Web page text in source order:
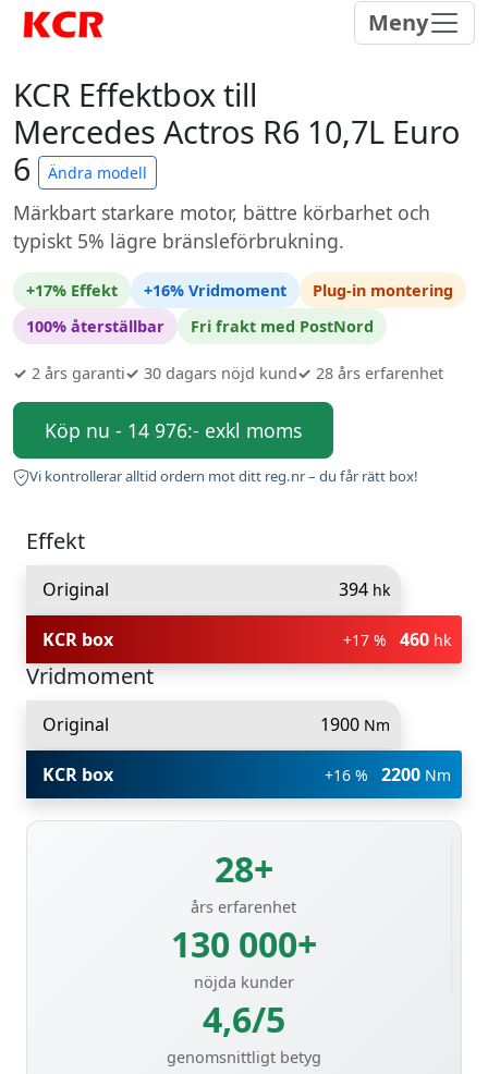
Meny
KCR Effektbox till
Mercedes Actros R6 10,7L Euro
6
Ändra modell
Märkbart starkare motor, bättre körbarhet och
typiskt 5% lägre bränsleförbrukning.
+17% Effekt +16% Vridmoment
Plug-in montering
100% återställbar
Fri frakt med PostNord
✓ 2 års garanti✓ 30 dagars nöjd kund✓ 28 års erfarenhet
Köp nu - 14 976:- exkl moms
Vi kontrollerar alltid ordern mot ditt reg.nr – du får rätt box!
Effekt
Original 394 hk
KCR box +17 % 460 hk
Vridmoment
Original 1900 Nm
KCR box +16 % 2200 Nm
28+
års erfarenhet
130 000+
nöjda kunder
4,6/5
genomsnittligt betyg